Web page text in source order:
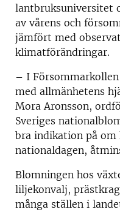
lantbruksuniversitet
av vårens och
jämfört med
klimatförändringar.
– I
med allmänhetens
Mora Aronsson,
Sveriges
bra indikation på
nationaldagen,
Blomningen hos
liljekonvalj,
många ställen i